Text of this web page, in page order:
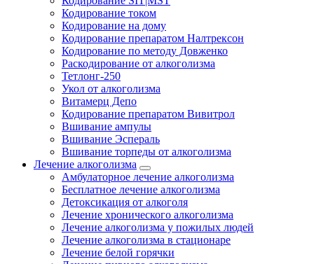
Кодирование током
Кодирование на дому
Кодирование препаратом Налтрексон
Кодирование по методу Довженко
Раскодирование от алкоголизма
Тетлонг-250
Укол от алкоголизма
Витамерц Депо
Кодирование препаратом Вивитрол
Вшивание ампулы
Вшивание Эспераль
Вшивание торпеды от алкоголизма
Лечение алкоголизма
Амбулаторное лечение алкоголизма
Бесплатное лечение алкоголизма
Детоксикация от алкоголя
Лечение хронического алкоголизма
Лечение алкоголизма у пожилых людей
Лечение алкоголизма в стационаре
Лечение белой горячки